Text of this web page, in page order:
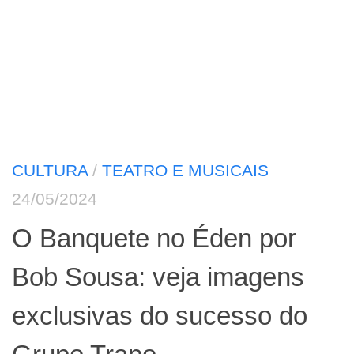
CULTURA/ TEATRO E MUSICAIS
24/05/2024
O Banquete no Éden por
Bob Sousa: veja imagens
exclusivas do sucesso do